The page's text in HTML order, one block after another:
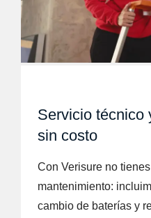
Servicio técnico
sin costo
Con Verisure no
mantenimiento:
cambio de baterías y